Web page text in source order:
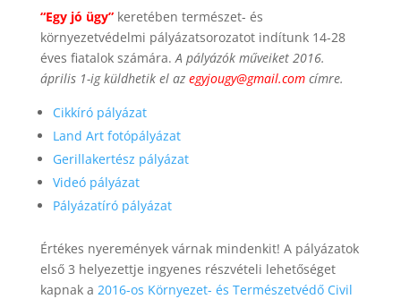
“Egy jó ügy”keretében természet- és
környezetvédelmi pályázatsorozatot indítunk 14-28
éves fiatalok számára. A pályázók műveiket 2016.
április 1-igküldhetik el az egyjougy@gmail.comcímre.
Cikkíró pályázat
Land Art fotópályázat
Gerillakertész pályázat
Videó pályázat
Pályázatíró pályázat
Értékes nyeremények várnak mindenkit! A pályázatok
első 3 helyezettje ingyenes részvételi lehetőséget
kapnak a 2016-os Környezet- és Természetvédő Civil